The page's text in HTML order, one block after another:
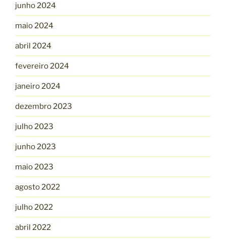
junho 2024
maio 2024
abril 2024
fevereiro 2024
janeiro 2024
dezembro 2023
julho 2023
junho 2023
maio 2023
agosto 2022
julho 2022
abril 2022